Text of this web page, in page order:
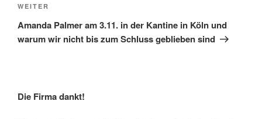
Nächster
Beitrag
WEITER
Amanda Palmer am 3.11. in der Kantine in Köln und
warum wir nicht bis zum Schluss geblieben sind
Die Firma dankt!